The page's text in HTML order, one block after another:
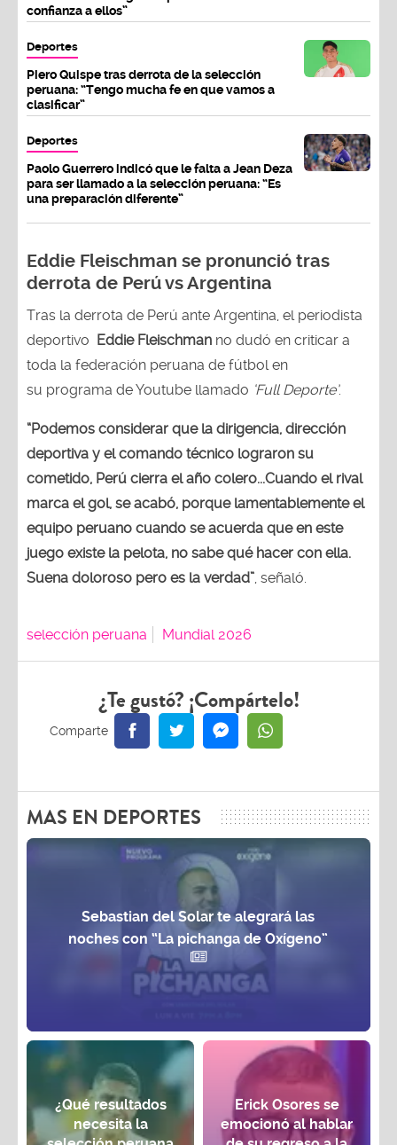
confianza a ellos”
Deportes
Piero Quispe tras derrota de la selección
peruana: “Tengo mucha fe en que vamos a
clasificar”
Deportes
Paolo Guerrero indicó que le falta a Jean Deza
para ser llamado a la selección peruana: “Es
una preparación diferente”
Eddie Fleischman se pronunció tras
derrota de Perú vs Argentina
Tras la derrota de Perú ante Argentina, el periodista
deportivo Eddie Fleischman no dudó en criticar a
toda la federación peruana de fútbol en
su programa de Youtube llamado ‘Full Deporte’.
“Podemos considerar que la dirigencia, dirección
deportiva y el comando técnico lograron su
cometido, Perú cierra el año colero...Cuando el rival
marca el gol, se acabó, porque lamentablemente el
equipo peruano cuando se acuerda que en este
juego existe la pelota, no sabe qué hacer con ella.
Suena doloroso pero es la verdad”, señaló.
selección peruana Mundial 2026
¿Te gustó? ¡Compártelo!
MAS EN DEPORTES
Sebastian del Solar te alegrará las
noches con “La pichanga de Oxígeno”
¿Qué resultados
necesita la
Erick Osores se
emocionó al hablar